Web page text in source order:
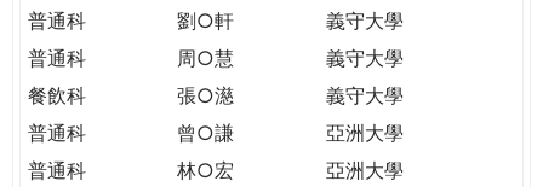
普通科
劉○軒
義守大學
普通科
周○慧
義守大學
餐飲科
張○濨
義守大學
普通科
曾○謙
亞洲大學
普通科
林○宏
亞洲大學